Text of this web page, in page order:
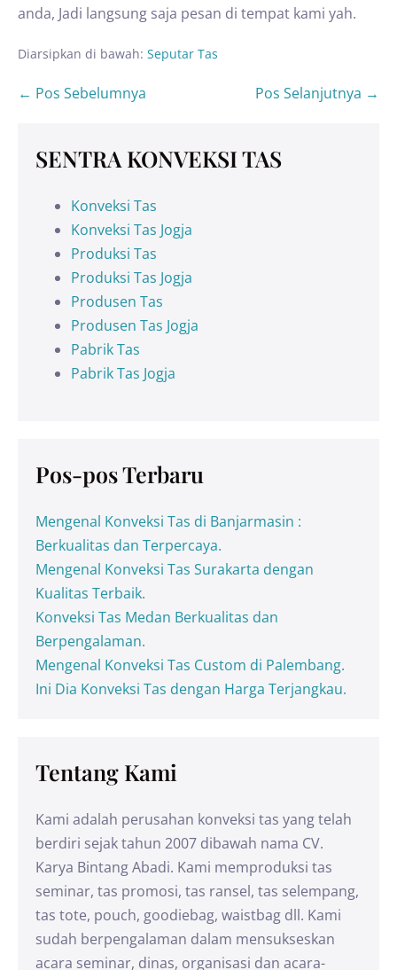
anda, Jadi langsung saja pesan di tempat kami yah.
Diarsipkan di bawah: Seputar Tas
← Pos Sebelumnya Pos Selanjutnya →
SENTRA KONVEKSI TAS
Konveksi Tas
Konveksi Tas Jogja
Produksi Tas
Produksi Tas Jogja
Produsen Tas
Produsen Tas Jogja
Pabrik Tas
Pabrik Tas Jogja
Pos-pos Terbaru
Mengenal Konveksi Tas di Banjarmasin :
Berkualitas dan Terpercaya.
Mengenal Konveksi Tas Surakarta dengan
Kualitas Terbaik.
Konveksi Tas Medan Berkualitas dan
Berpengalaman.
Mengenal Konveksi Tas Custom di Palembang.
Ini Dia Konveksi Tas dengan Harga Terjangkau.
Tentang Kami
Kami adalah perusahan konveksi tas yang telah
berdiri sejak tahun 2007 dibawah nama CV.
Karya Bintang Abadi. Kami memproduksi tas
seminar, tas promosi, tas ransel, tas selempang,
tas tote, pouch, goodiebag, waistbag dll. Kami
sudah berpengalaman dalam mensukseskan
acara seminar, dinas, organisasi dan acara-